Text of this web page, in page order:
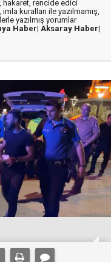
hakaret, rencide edici
kuralları ile yazılmamış,
yazılmış yorumlar
Haber| Aksaray Haber|